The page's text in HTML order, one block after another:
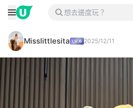
Misslittlesita 2025/12/11